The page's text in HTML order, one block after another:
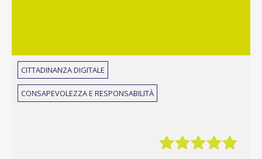
CITTADINANZA DIGITALE
CONSAPEVOLEZZA E RESPONSABILITÀ